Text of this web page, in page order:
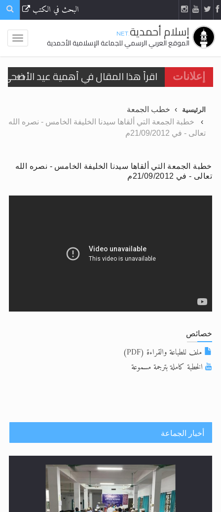
البحث في الكتب
إسلام أحمدية.NET
الموقع العربي الرسمي للجماعة الإسلامية الأحمدية
إعلانات
الحجّ.. دلالات، حِكم، وأهداف >> المزيد
تعميم هامّ لأفراد الجماعة >> المزيد
تعميم هامّ لأفراد الجماعة >> المزيد
اقرأ هذا الكتاب وتعرّف على حقيقة
اقرأ هذا المقال في أهمية عيد
الرئيسية
خطب الجمعة
خطبة الجمعة التي ألقاها سيدنا الخليفة الخامس - نصره الله
تعالى - في 21/09/2012م
خطبة الجمعة التي ألقاها سيدنا الخليفة الخامس - نصره الله
تعالى - في 21/09/2012م
خصائص
ملف للطباعة والقراءة (PDF)
الخطبة كاملة بترجمة مسموعة
أخبار الجماعة